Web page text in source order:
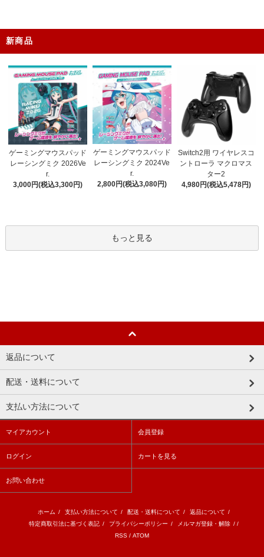
新商品
ゲーミングマウスパッド
レーシングミク 2026Ve
r.
3,000円(税込3,300円)
ゲーミングマウスパッド
レーシングミク 2024Ve
r.
2,800円(税込3,080円)
Switch2用 ワイヤレスコ
ントローラ マクロマス
ター2
4,980円(税込5,478円)
もっと見る
返品について
配送・送料について
支払い方法について
マイアカウント 会員登録
ログイン カートを見る
お問い合わせ
ホーム / 支払い方法について / 配送・送料について / 返品について /
特定商取引法に基づく表記 / プライバシーポリシー / メルマガ登録・解除 / /
RSS / ATOM